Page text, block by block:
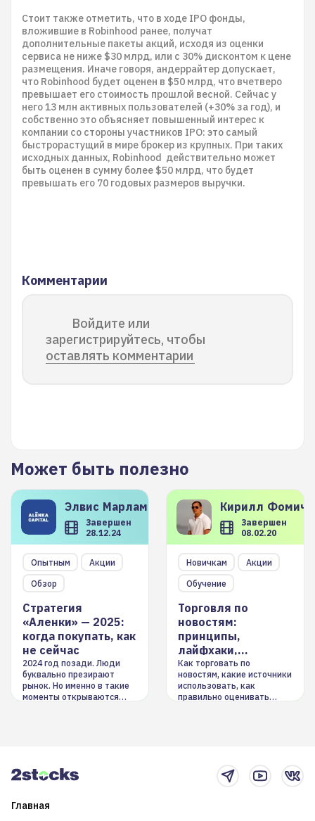
Стоит также отметить, что в ходе IPO фонды,
вложившие в Robinhood ранее, получат
дополнительные пакеты акций, исходя из оценки
сервиса не ниже $30 млрд, или с 30% дисконтом к цене
размещения. Иначе говоря, андеррайтер допускает,
что Robinhood будет оценен в $50 млрд, что вчетверо
превышает его стоимость прошлой весной. Сейчас у
него 13 млн активных пользователей (+30% за год), и
собственно это объясняет повышенный интерес к
компании со стороны участников IPO: это самый
быстрорастущий в мире брокер из крупных. При таких
исходных данных, Robinhood действительно может
быть оценен в сумму более $50 млрд, что будет
превышать его 70 годовых размеров выручки.
Комментарии
Войдите или
зарегистрируйтесь, чтобы
оставлять комментарии
Может быть полезно
Элвис Марламов
Завершен
28.12.24
Опытным
Акции
Обзор
Стратегия
«Аленки» — 2025:
когда покупать, как
не сейчас
2024 год позади. Люди
буквально презирают
рынок. Но именно в такие
моменты открываются
Кирилл
Завершен
08.02.20
Новичкам
Акции
Обучение
Торговля по
новостям:
принципы,
лайфхаки,
инструменты
Как торговать по
новостям, какие источники
использовать, как
правильно оценивать
Главная